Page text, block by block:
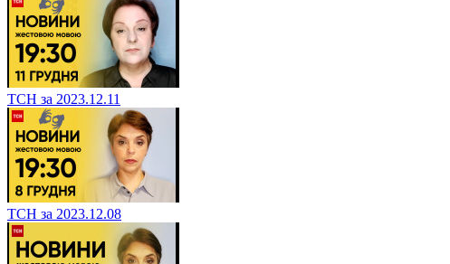
ТСН за 2023.12.11
ТСН за 2023.12.08